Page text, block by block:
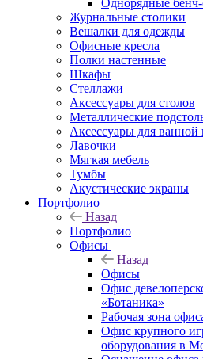
Однорядные
Журнальные столики
Вешалки для одежды
Офисные кресла
Полки настенные
Шкафы
Стеллажи
Аксессуары для столов
Металлические
Аксессуары для ванной
Лавочки
Мягкая мебель
Тумбы
Акустические экраны
Портфолио
Назад
Портфолио
Офисы
Назад
Офисы
Офис
«Ботаника»
Рабочая зона
Офис крупного
оборудования в